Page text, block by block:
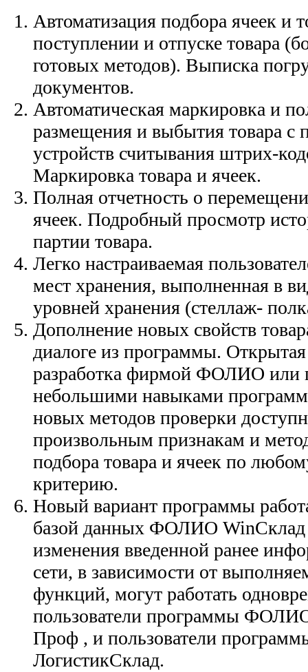
Автоматизация подбора ячеек и
поступлении и отпуске товара
готовых методов). Выписка
документов.
Автоматическая маркировка и
размещения и выбытия товара
устройств считывания штрих-
Маркировка товара и ячеек.
Полная отчетность о
ячеек. Подробный просмотр
партии товара.
Легко настраиваемая
мест хранения, выполненная в
уровней хранения (стеллаж-
Дополнение новых свойств
диалоге из программы.
разработка фирмой ФОЛИО или
небольшими навыками
новых методов проверки
произвольным признакам и
подбора товара и ячеек по
критерию.
Новый вариант программы
базой данных ФОЛИО WinСклад
изменения введенной ранее
сети, в зависимости от
функций, могут работать
пользователи программы
Проф , и пользователи
ЛогистикСклад.